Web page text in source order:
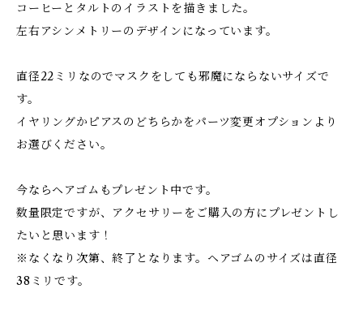
コーヒーとタルトのイラストを描きました。
左右アシンメトリーのデザインになっています。
直径22ミリなのでマスクをしても邪魔にならないサイズで
す。
イヤリングかピアスのどちらかをパーツ変更オプションより
お選びください。
今ならヘアゴムもプレゼント中です。
数量限定ですが、アクセサリーをご購入の方にプレゼントし
たいと思います！
※なくなり次第、終了となります。ヘアゴムのサイズは直径
38ミリです。